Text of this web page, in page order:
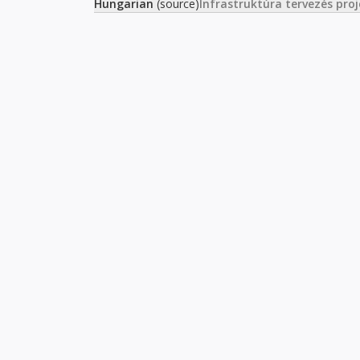
Hungarian (source)Infrastruktúra tervezés